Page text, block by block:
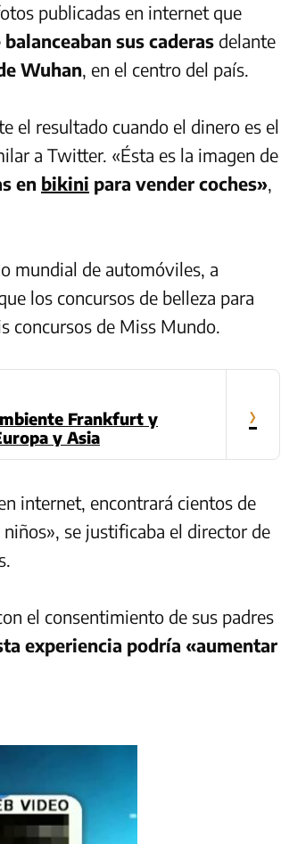
publicadas en internet que
sus caderas delante
Wuhan, en el centro del país.
el resultado cuando el dinero es el
a Twitter. «Ésta es la imagen de
en bikini para vender coches»,
mundial de automóviles, a
los concursos de belleza para
concursos de Miss Mundo.
Frankfurt y
y Asia
›
internet, encontrará cientos de
se justificaba el director de
el consentimiento de sus padres
experiencia podría «aumentar